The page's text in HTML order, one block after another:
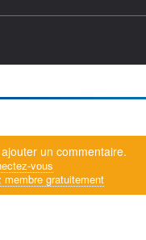
un commentaire.
vous
membre gratuitement